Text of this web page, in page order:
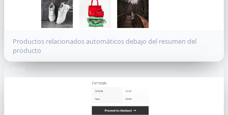
Productos relacionados automáticos debajo del resumen del
producto